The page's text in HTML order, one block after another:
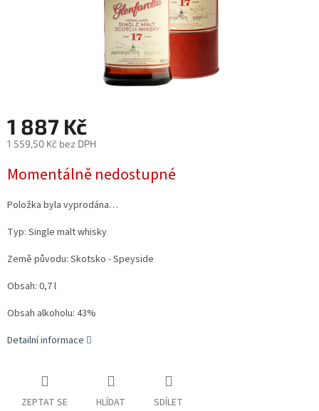
1 887 Kč
1 559,50 Kč bez DPH
cena:
Momentálně nedostupné
Položka byla vyprodána…
Typ: Single malt whisky
Země původu: Skotsko - Speyside
Obsah: 0,7 l
Obsah alkoholu: 43%
Detailní informace
ZEPTAT SE HLÍDAT SDÍLET